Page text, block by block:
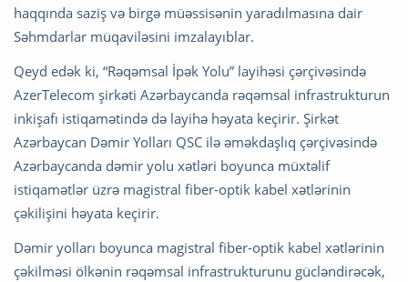
haqqında saziş və birgə müəssisənin yaradılmasına dair
Səhmdarlar müqaviləsini imzalayıblar.
Qeyd edək ki, “Rəqəmsal İpək Yolu” layihəsi çərçivəsində
AzerTelecom şirkəti Azərbaycanda rəqəmsal infrastrukturun
inkişafı istiqamətində də layihə həyata keçirir. Şirkət
Azərbaycan Dəmir Yolları QSC ilə əməkdaşlıq çərçivəsində
Azərbaycanda dəmir yolu xətləri boyunca müxtəlif
istiqamətlər üzrə magistral fiber-optik kabel xətlərinin
çəkilişini həyata keçirir.
Dəmir yolları boyunca magistral fiber-optik kabel xətlərinin
çəkilməsi ölkənin rəqəmsal infrastrukturunu gücləndirəcək,